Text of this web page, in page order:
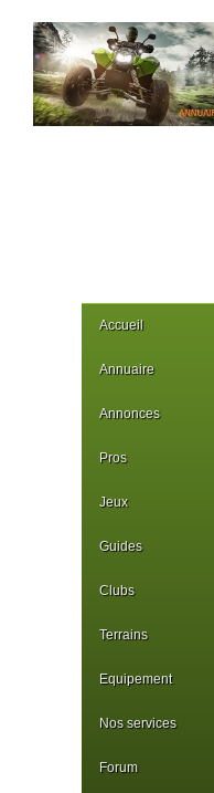
Accueil
Annuaire
Annonces
Pros
Jeux
Guides
Clubs
Terrains
Equipement
Nos services
Forum